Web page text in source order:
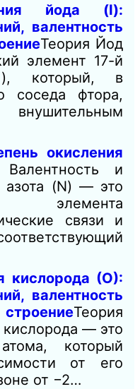
йода (I):
валентность
Теория Йод
элемент 17-й
который, в
соседа фтора,
окисления
Валентность и
азота (N) — это
элемента
связи и
кислорода (О):
валентность
Теория
— это
который
от его
от −2…